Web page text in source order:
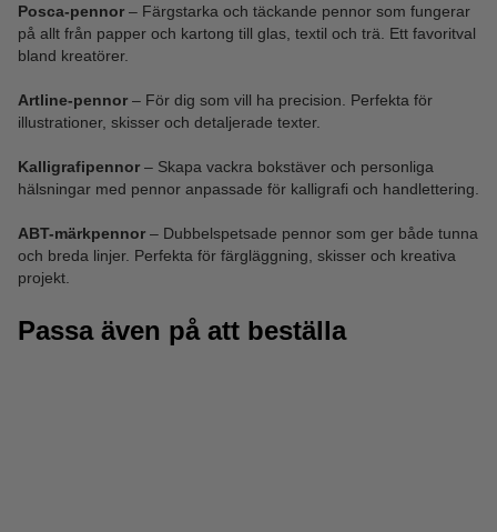
Posca-pennor – Färgstarka och täckande pennor som fungerar
på allt från papper och kartong till glas, textil och trä. Ett favoritval
bland kreatörer.
Artline-pennor – För dig som vill ha precision. Perfekta för
illustrationer, skisser och detaljerade texter.
Kalligrafipennor – Skapa vackra bokstäver och personliga
hälsningar med pennor anpassade för kalligrafi och handlettering.
ABT-märkpennor – Dubbelspetsade pennor som ger både tunna
och breda linjer. Perfekta för färgläggning, skisser och kreativa
projekt.
Passa även på att beställa